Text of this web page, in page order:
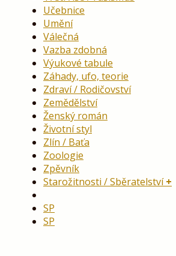
Učebnice
Umění
Válečná
Vazba zdobná
Výukové tabule
Záhady, ufo, teorie
Zdraví / Rodičovství
Zemědělství
Ženský román
Životní styl
Zlín / Baťa
Zoologie
Zpěvník
Starožitnosti / Sběratelství
SP
SP